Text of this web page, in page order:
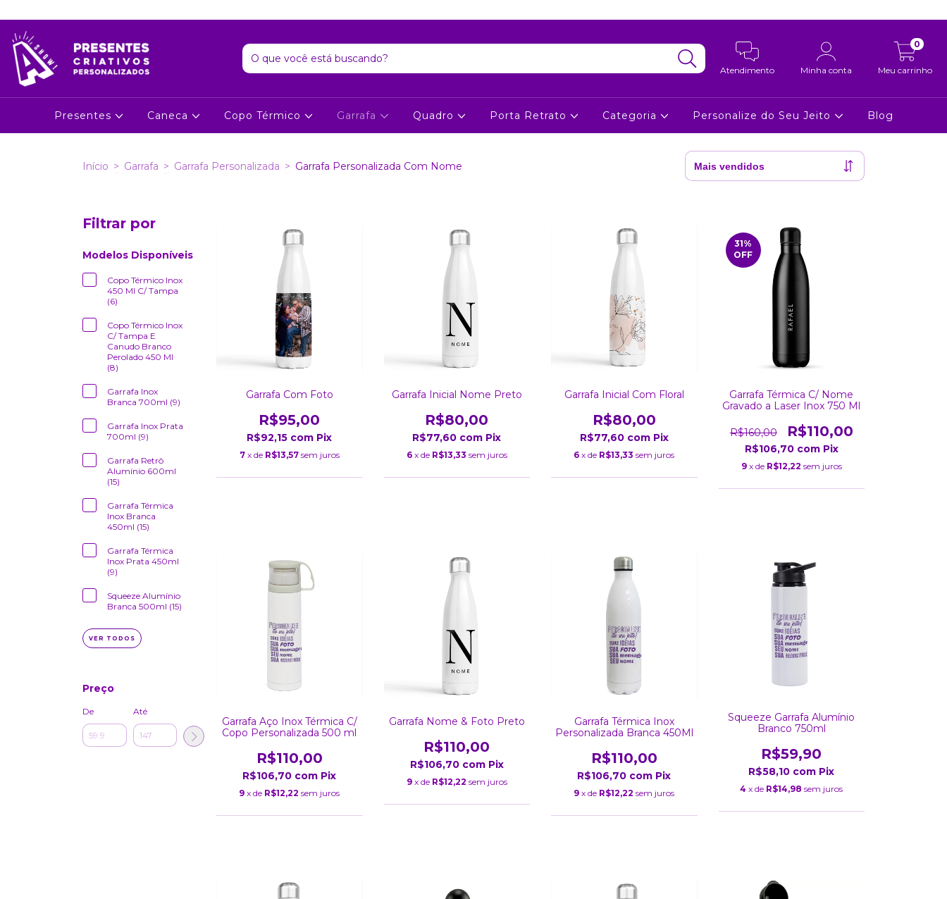
Atendimento Minha conta Meu carrinho
0
Presentes Caneca Copo Térmico Garrafa Quadro Porta Retrato Categoria Personalize do Seu Jeito Blog
Início > Garrafa > Garrafa Personalizada > Garrafa Personalizada Com Nome
Filtrar por
Modelos Disponíveis
Copo Térmico Inox
450 Ml C/ Tampa
(6)
Copo Térmico Inox
C/ Tampa E
Canudo Branco
Perolado 450 Ml
(8)
Garrafa Inox
Branca 700ml (9)
Garrafa Inox Prata
700ml (9)
Garrafa Retrô
Alumínio 600ml
(15)
Garrafa Térmica
Inox Branca
450ml (15)
Garrafa Térmica
Inox Prata 450ml
(9)
Squeeze Alumínio
Branca 500ml (15)
VER TODOS
Preço
De Até
Garrafa Com Foto
R$95,00
R$92,15 com Pix
7 x de R$13,57 sem juros
Garrafa Inicial Nome Preto
R$80,00
R$77,60 com Pix
6 x de R$13,33 sem juros
Garrafa Inicial Com Floral
R$80,00
R$77,60 com Pix
6 x de R$13,33 sem juros
31%
OFF
Garrafa Térmica C/ Nome
Gravado a Laser Inox 750 Ml
R$160,00 R$110,00
R$106,70 com Pix
9 x de R$12,22 sem juros
Garrafa Aço Inox Térmica C/
Copo Personalizada 500 ml
R$110,00
R$106,70 com Pix
9 x de R$12,22 sem juros
Garrafa Nome & Foto Preto
R$110,00
R$106,70 com Pix
9 x de R$12,22 sem juros
Garrafa Térmica Inox
Personalizada Branca 450Ml
R$110,00
R$106,70 com Pix
9 x de R$12,22 sem juros
Squeeze Garrafa Alumínio
Branco 750ml
R$59,90
R$58,10 com Pix
4 x de R$14,98 sem juros